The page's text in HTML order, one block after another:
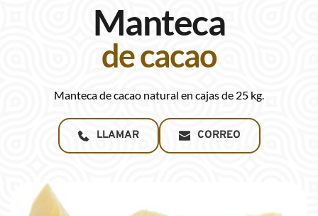
Manteca
de cacao
Manteca de cacao natural en cajas de 25 kg.
LLAMAR CORREO